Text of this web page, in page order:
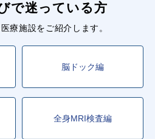
で迷っている方
療施設をご紹介します。
脳ドック編
全身MRI検査編